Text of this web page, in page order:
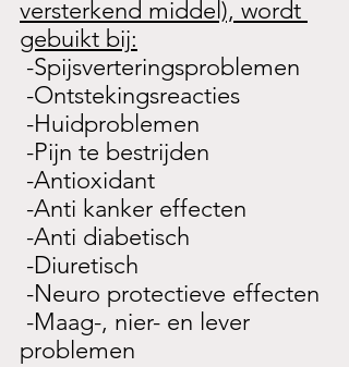
versterkend middel), wordt
gebuikt bij:
-Spijsverteringsproblemen
-Ontstekingsreacties
-Huidproblemen
-Pijn te bestrijden
-Antioxidant
-Anti kanker effecten
-Anti diabetisch
-Diuretisch
-Neuro protectieve effecten
-Maag-, nier- en lever
problemen